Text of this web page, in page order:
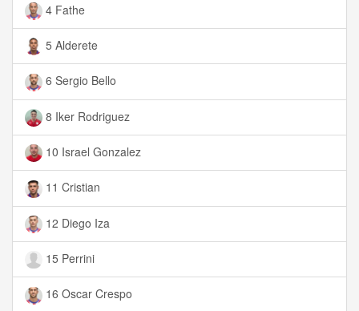
4 Fathe
5 Alderete
6 Sergio Bello
8 Iker Rodriguez
10 Israel Gonzalez
11 Cristian
12 Diego Iza
15 Perrini
16 Oscar Crespo